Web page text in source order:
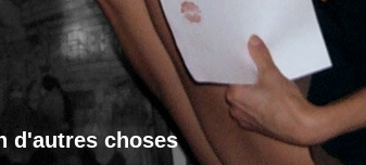
d'autres choses